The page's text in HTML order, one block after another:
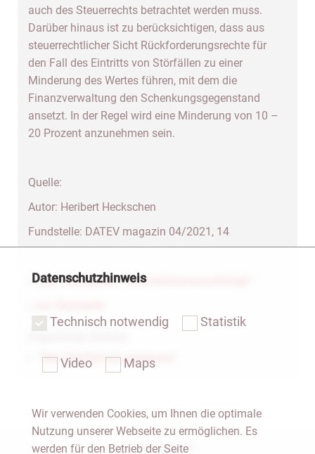
auch des Steuerrechts betrachtet werden muss.
Darüber hinaus ist zu berücksichtigen, dass aus
steuerrechtlicher Sicht Rückforderungsrechte für
den Fall des Eintritts von Störfällen zu einer
Minderung des Wertes führen, mit dem die
Finanzverwaltung den Schenkungsgegenstand
ansetzt. In der Regel wird eine Minderung von 10 –
20 Prozent anzunehmen sein.
Quelle:
Autor: Heribert Heckschen
Fundstelle: DATEV magazin 04/2021, 14
» zum Fachgebiet "Unternehmensnachfolge"
"Den Störfall mit einplanen"
Notar Dresden
Datenschutzhinweis
Technisch notwendig Statistik
Video Maps
Wir verwenden Cookies, um Ihnen die optimale
Nutzung unserer Webseite zu ermöglichen. Es
werden für den Betrieb der Seite